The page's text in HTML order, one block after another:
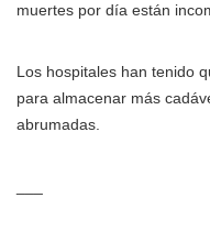
muertes por día están
Los hospitales han tenido
para almacenar más
abrumadas.